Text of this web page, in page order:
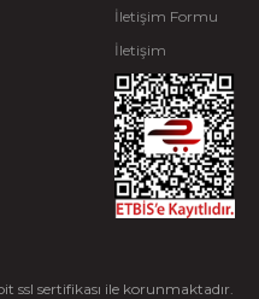
İletişim Formu
İletişim
ssl sertifikası ile korunmaktadır.